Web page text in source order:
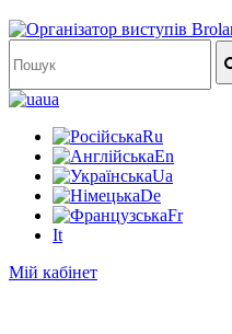
ua
Ru
En
Ua
De
Fr
It
Мій кабінет